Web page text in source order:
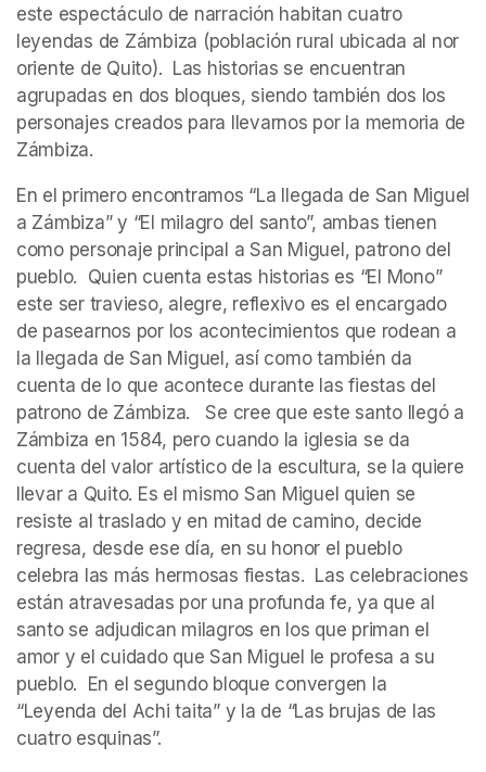
este espectáculo de narración habitan cuatro
leyendas de Zámbiza (población rural ubicada al nor
oriente de Quito).  Las historias se encuentran
agrupadas en dos bloques, siendo también dos los
personajes creados para llevarnos por la memoria de
Zámbiza.
En el primero encontramos “La llegada de San Miguel
a Zámbiza” y “El milagro del santo”, ambas tienen
como personaje principal a San Miguel, patrono del
pueblo.  Quien cuenta estas historias es “El Mono”
este ser travieso, alegre, reflexivo es el encargado
de pasearnos por los acontecimientos que rodean a
la llegada de San Miguel, así como también da
cuenta de lo que acontece durante las fiestas del
patrono de Zámbiza.   Se cree que este santo llegó a
Zámbiza en 1584, pero cuando la iglesia se da
cuenta del valor artístico de la escultura, se la quiere
llevar a Quito. Es el mismo San Miguel quien se
resiste al traslado y en mitad de camino, decide
regresa, desde ese día, en su honor el pueblo
celebra las más hermosas fiestas.  Las celebraciones
están atravesadas por una profunda fe, ya que al
santo se adjudican milagros en los que priman el
amor y el cuidado que San Miguel le profesa a su
pueblo.  En el segundo bloque convergen la
“Leyenda del Achi taita” y la de “Las brujas de las
cuatro esquinas”.